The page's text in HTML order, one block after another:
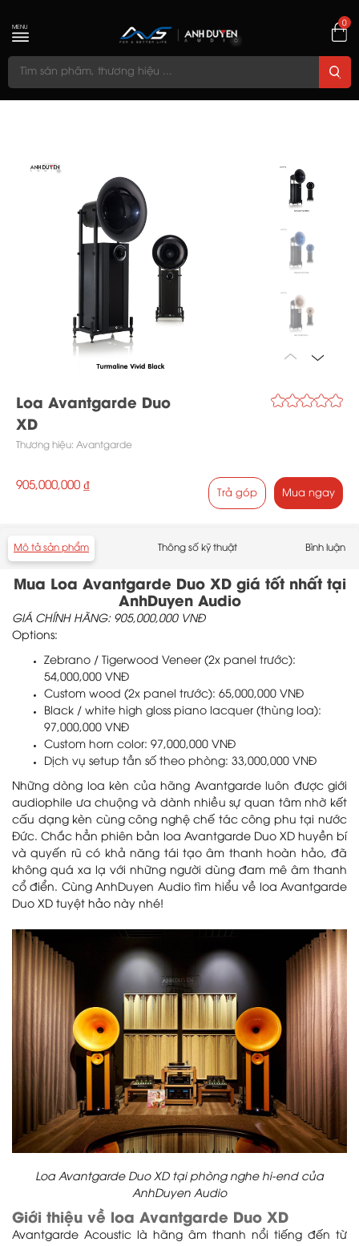
0
MENU
Loa Avantgarde Duo
XD
Thương hiệu: Avantgarde
905,000,000 ₫
Trả góp Mua ngay
Mô tả sản phẩm Thông số kỹ thuật Bình luận
Mua Loa Avantgarde Duo XD giá tốt nhất tại
AnhDuyen Audio
GIÁ CHÍNH HÃNG: 905,000,000 VNĐ
Options:
Zebrano / Tigerwood Veneer (2x panel trước):
54,000,000 VNĐ
Custom wood (2x panel trước): 65,000,000 VNĐ
Black / white high gloss piano lacquer (thùng loa):
97,000,000 VNĐ
Custom horn color: 97,000,000 VNĐ
Dịch vụ setup tần số theo phòng: 33,000,000 VNĐ
Những dòng loa kèn của hãng Avantgarde luôn được giới
audiophile ưa chuộng và dành nhiều sự quan tâm nhờ kết
cấu dạng kèn cùng công nghệ chế tác công phu tại nước
Đức. Chắc hẳn phiên bản loa Avantgarde Duo XD huyền bí
và quyến rũ có khả năng tái tạo âm thanh hoàn hảo, đã
không quá xa lạ với những người dùng đam mê âm thanh
cổ điển. Cùng AnhDuyen Audio tìm hiểu về loa Avantgarde
Duo XD tuyệt hảo này nhé!
Loa Avantgarde Duo XD tại phòng nghe hi-end của
AnhDuyen Audio
Giới thiệu về loa Avantgarde Duo XD
Avantgarde Acoustic là hãng âm thanh nổi tiếng đến từ